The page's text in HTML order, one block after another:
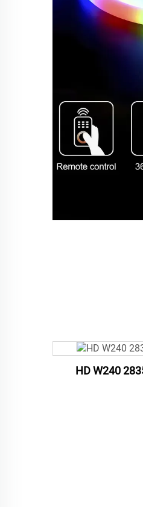
HD W240